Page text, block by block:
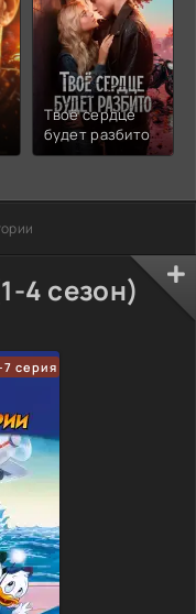
Твоё сердце
будет разбито
4 сезон)
серия